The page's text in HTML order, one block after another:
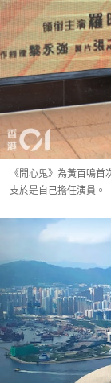
《開心鬼》為黃百鳴
支於是自己擔任演員。